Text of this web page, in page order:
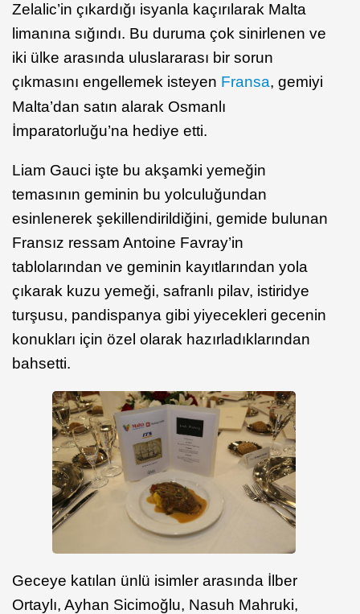
Zelalic’in çıkardığı isyanla kaçırılarak Malta
limanına sığındı. Bu duruma çok sinirlenen ve
iki ülke arasında uluslararası bir sorun
çıkmasını engellemek isteyen Fransa, gemiyi
Malta’dan satın alarak Osmanlı
İmparatorluğu’na hediye etti.
Liam Gauci işte bu akşamki yemeğin
temasının geminin bu yolculuğundan
esinlenerek şekillendirildiğini, gemide bulunan
Fransız ressam Antoine Favray’in
tablolarından ve geminin kayıtlarından yola
çıkarak kuzu yemeği, safranlı pilav, istiridye
turşusu, pandispanya gibi yiyecekleri gecenin
konukları için özel olarak hazırladıklarından
bahsetti.
Geceye katılan ünlü isimler arasında İlber
Ortaylı, Ayhan Sicimoğlu, Nasuh Mahruki,